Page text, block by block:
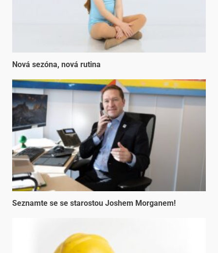
Nová sezóna, nová rutina
Seznamte se se starostou Joshem Morganem!